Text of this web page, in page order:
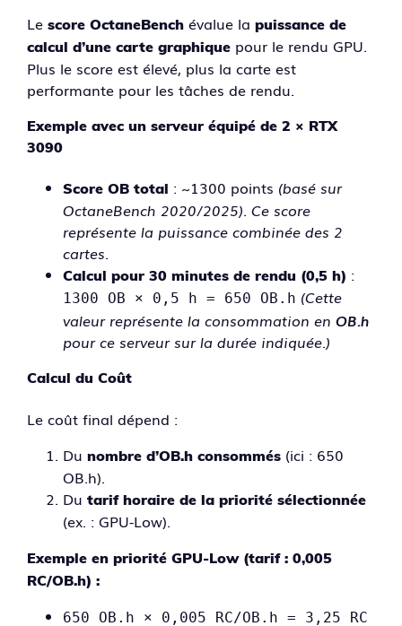
Le score OctaneBench évalue la puissance de
calcul d’une carte graphique pour le rendu GPU.
Plus le score est élevé, plus la carte est
performante pour les tâches de rendu.
Exemple avec un serveur équipé de 2 × RTX
3090
Score OB total : ~1300 points (basé sur
OctaneBench 2020/2025). Ce score
représente la puissance combinée des 2
cartes.
Calcul pour 30 minutes de rendu (0,5 h) :
1300 OB × 0,5 h = 650 OB.h (Cette
valeur représente la consommation en OB.h
pour ce serveur sur la durée indiquée.)
Calcul du Coût
Le coût final dépend :
Du nombre d’OB.h consommés (ici : 650
OB.h).
Du tarif horaire de la priorité sélectionnée
(ex. : GPU-Low).
Exemple en priorité GPU-Low (tarif : 0,005
RC/OB.h) :
650 OB.h × 0,005 RC/OB.h = 3,25 RC